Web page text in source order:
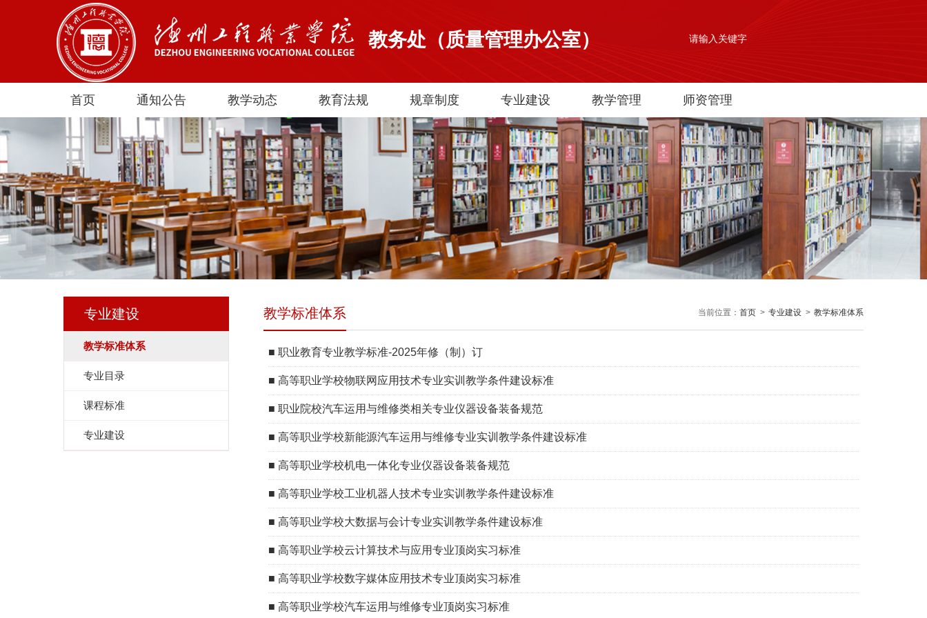
教务处（质量管理办公室）
首页 通知公告 教学动态 教育法规 规章制度 专业建设 教学管理 师资管理
专业建设
教学标准体系
专业目录
课程标准
专业建设
当前位置： 首页 > 专业建设 > 教学标准体系
教学标准体系
■ 职业教育专业教学标准-2025年修（制）订
■ 高等职业学校物联网应用技术专业实训教学条件建设标准
■ 职业院校汽车运用与维修类相关专业仪器设备装备规范
■ 高等职业学校新能源汽车运用与维修专业实训教学条件建设标准
■ 高等职业学校机电一体化专业仪器设备装备规范
■ 高等职业学校工业机器人技术专业实训教学条件建设标准
■ 高等职业学校大数据与会计专业实训教学条件建设标准
■ 高等职业学校云计算技术与应用专业顶岗实习标准
■ 高等职业学校数字媒体应用技术专业顶岗实习标准
■ 高等职业学校汽车运用与维修专业顶岗实习标准